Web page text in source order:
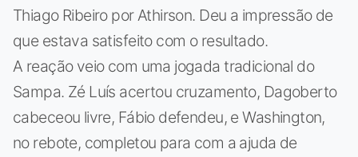
Thiago Ribeiro por Athirson. Deu a impressão de
que estava satisfeito com o resultado.
A reação veio com uma jogada tradicional do
Sampa. Zé Luís acertou cruzamento, Dagoberto
cabeceou livre, Fábio defendeu, e Washington,
no rebote, completou para com a ajuda de